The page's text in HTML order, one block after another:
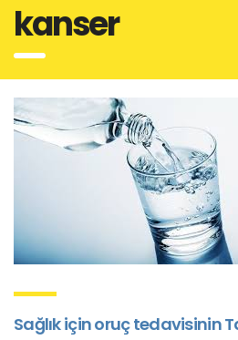
kanser
Sağlık için oruç tedavisinin